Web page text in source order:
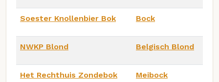
Soester Knollenbier Bok Bock
NWKP Blond Belgisch Blond
Het Rechthuis Zondebok Meibock